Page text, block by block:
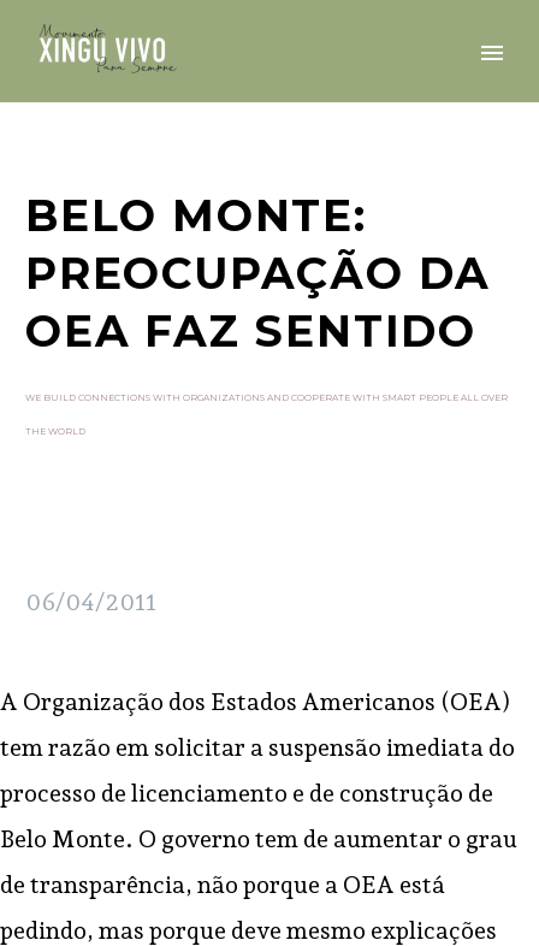
BELO MONTE:
PREOCUPAÇÃO DA
OEA FAZ SENTIDO
WE BUILD CONNECTIONS WITH ORGANIZATIONS AND COOPERATE WITH SMART PEOPLE ALL OVER
THE WORLD
06/04/2011
A Organização dos Estados Americanos (OEA)
tem razão em solicitar a suspensão imediata do
processo de licenciamento e de construção de
Belo Monte. O governo tem de aumentar o grau
de transparência, não porque a OEA está
pedindo, mas porque deve mesmo explicações